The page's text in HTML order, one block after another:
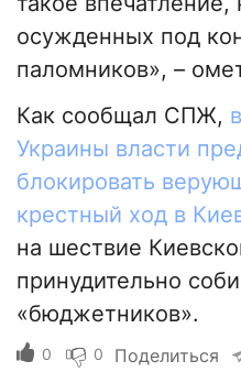
осужденных под
паломников», –
Как сообщал СПЖ,
Украины власти
блокировать
крестный ход в
на шествие
принудительно
«бюджетников».
0 0 Поделиться